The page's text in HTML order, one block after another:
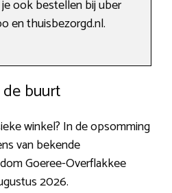
ook bestellen bij uber
en thuisbezorgd.nl.
buurt
winkel? In de opsomming
van bekende
Goeree-Overflakkee
2026.